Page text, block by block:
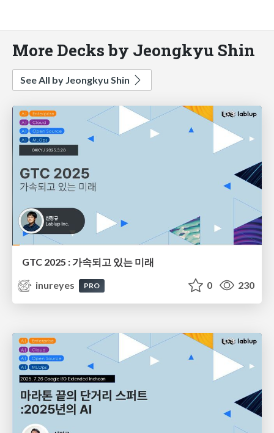
More Decks by Jeongkyu Shin
See All by Jeongkyu Shin
GTC 2025 : 가속되고 있는 미래
inureyes
PRO 0 230